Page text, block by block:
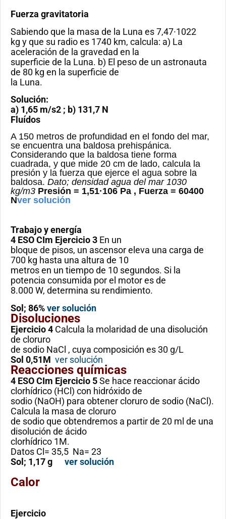
Fuerza gravitatoria
Sabiendo que la masa de la Luna es 7,47·1022
kg y que su radio es 1740 km, calcula: a) La
aceleración de la gravedad en la
superficie de la Luna. b) El peso de un astronauta
de 80 kg en la superficie de
la Luna.
Solución:
a) 1,65 m/s2 ; b) 131,7 N
Fluídos
A 150 metros de profundidad en el fondo del mar,
se encuentra una baldosa prehispánica.
Considerando que la baldosa tiene forma
cuadrada, y que mide 20 cm de lado, calcula la
presión y la fuerza que ejerce el agua sobre la
baldosa. Dato; densidad agua del mar 1030
kg/m3 Presión = 1,51·106 Pa , Fuerza = 60400
Nver solución
Trabajo y energía
4 ESO CIm Ejercicio 3 En un
bloque de pisos, un ascensor eleva una carga de
700 kg hasta una altura de 10
metros en un tiempo de 10 segundos. Si la
potencia consumida por el motor es de
8.000 W, determina su rendimiento.
Sol; 86%ver solución
Disoluciones
Ejercicio 4 Calcula la molaridad de una disolución
de cloruro
de sodio NaCl , cuya composición es 30 g/L
Sol 0,51M ver solución
Reacciones químicas
4 ESO CIm Ejercicio 5Se hace reaccionar ácido
clorhídrico (HCl) con hidróxido de
sodio (NaOH) para obtener cloruro de sodio (NaCl).
Calcula la masa de cloruro
de sodio que obtendremos a partir de 20 ml de una
disolución de ácido
clorhídrico 1M.
Datos Cl= 35,5 Na= 23
Sol; 1,17 g ver solución
Calor
Ejercicio